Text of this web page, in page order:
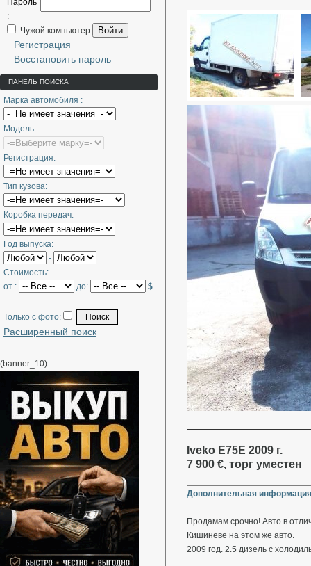
Пароль
:
Чужой компьютер
Войти
Регистрация
Восстановить пароль
ПАНЕЛЬ ПОИСКА
Марка автомобиля :
Модель:
Регистрация:
Тип кузова:
Коробка передач:
Год выпуска:
-
Стоимость:
от :
до: $
Только с фото:
Расширенный поиск
(banner_10)
Iveko E75E 2009 г.
7 900 €, торг уместен
Дополнительная
Продамам срочно! Авто в
Кишиневе на этом же авто.
2009 год. 2.5 дизель с